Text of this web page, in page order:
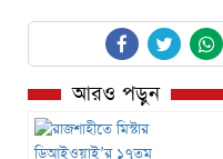
আরও পড়ুন